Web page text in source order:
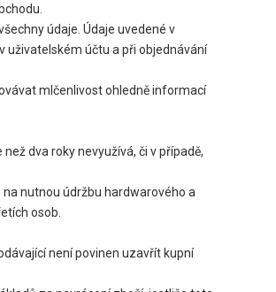
údaje. Údaje uvedené v
uživatelském účtu a při objednávání
mlčenlivost ohledně informací
dva roky nevyužívá, či v případě,
nutnou údržbu hardwarového a
osob.
není povinen uzavřít kupní